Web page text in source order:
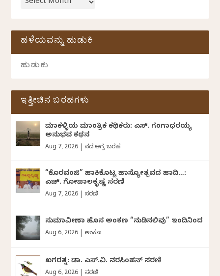
ಹಳೆಯವನ್ನು ಹುಡುಕಿ
ಇತ್ತೀಚಿನ ಬರಹಗಳು
ಮಾಕಳ್ಳಿಯ ಮಾಂತ್ರಿಕ ಕಥಿಕರು: ಎಸ್. ಗಂಗಾಧರಯ್ಯ
ಅನುಭವ ಕಥನ
Aug 7, 2026 ದಿನದ ಅಗ್ರ ಬರಹ
“ಕೊರವಂಜಿ” ಹಾಕಿಕೊಟ್ಟ ಹಾಸ್ಯೋತ್ಸವದ ಹಾದಿ…:
ಎಚ್. ಗೋಪಾಲಕೃಷ್ಣ ಸರಣಿ
Aug 7, 2026 ಸರಣಿ
ಸುಮಾವೀಣಾ ಹೊಸ ಅಂಕಣ “ನುಡಿನಲಿವು” ಇಂದಿನಿಂದ
Aug 6, 2026 ಅಂಕಣ
ಖಗರತ್ನ: ಡಾ. ಎಸ್.ವಿ. ನರಸಿಂಹನ್‌‌ ಸರಣಿ
Aug 6, 2026 ಸರಣಿ